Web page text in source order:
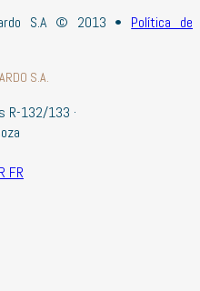
S.A © 2013 • Política de
S.A.
R-132/133 ·
FR